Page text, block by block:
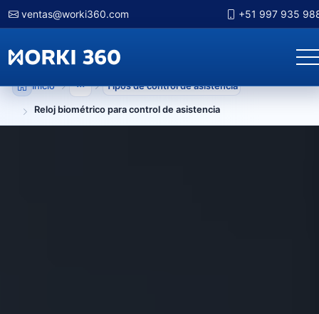
ventas@worki360.com +51 997 935
Inicio Mostrar niveles anteriores
Tipos de control de asistencia
Reloj biométrico para control de asistencia